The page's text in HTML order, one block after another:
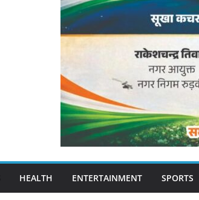
HEALTH ENTERTAINMENT SPORTS